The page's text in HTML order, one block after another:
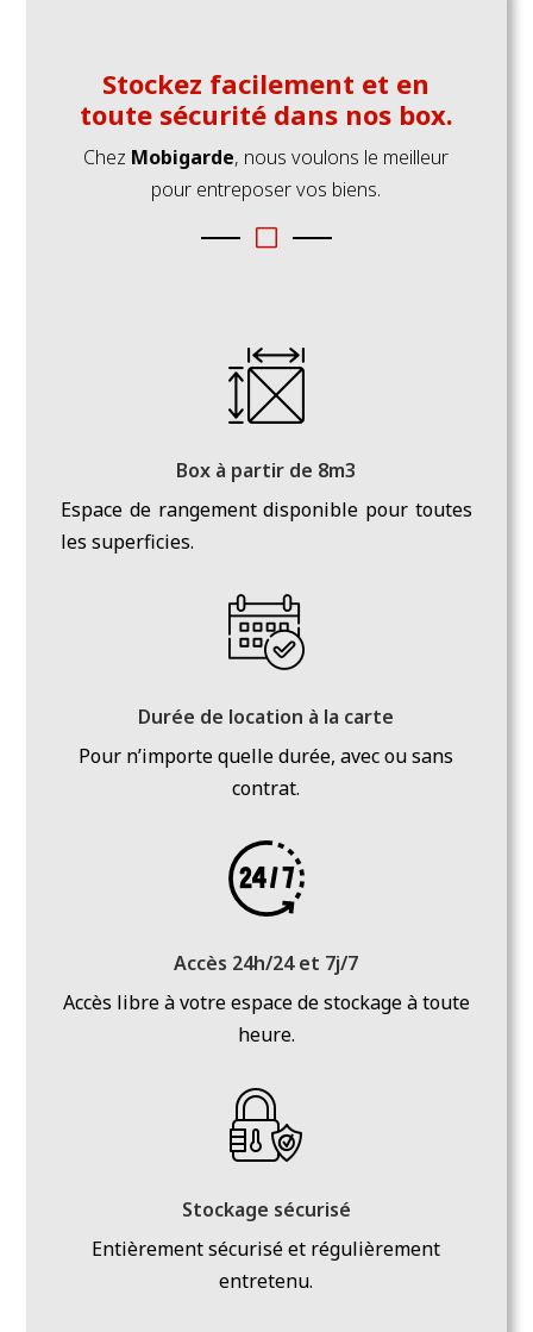
Stockez facilement et en
toute sécurité dans nos box.
Chez Mobigarde, nous voulons le meilleur
pour entreposer vos biens.
V
Box à partir de 8m3
Espace de rangement disponible pour toutes
les superficies.
Durée de location à la carte
Pour n’importe quelle durée, avec ou sans
contrat.
Accès 24h/24 et 7j/7
Accès libre à votre espace de stockage à toute
heure.
Stockage sécurisé
Entièrement sécurisé et régulièrement
entretenu.